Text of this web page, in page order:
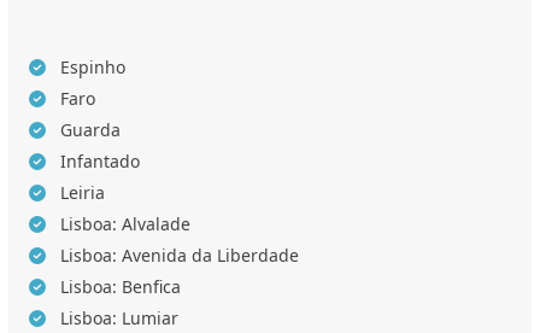
Espinho
Faro
Guarda
Infantado
Leiria
Lisboa: Alvalade
Lisboa: Avenida da Liberdade
Lisboa: Benfica
Lisboa: Lumiar